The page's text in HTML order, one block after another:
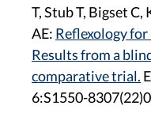
T, Stub T, Bigset
AE: Reflexology
Results from a
comparative trial.
6:S1550-